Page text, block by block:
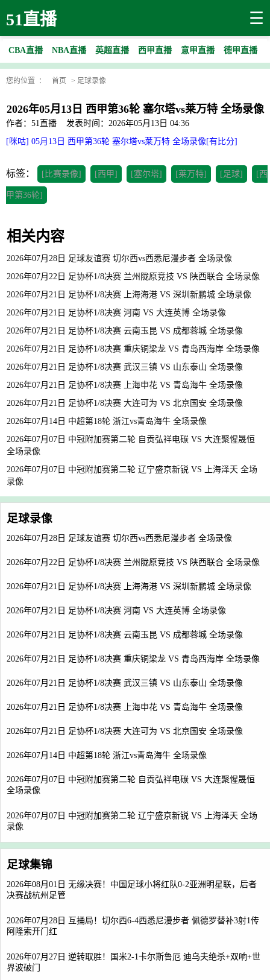
51直播 ☰
CBA直播 NBA直播 英超直播 西甲直播 意甲直播 德甲直播
您的位置 ： 首页 > 足球录像
2026年05月13日 西甲第36轮 塞尔塔vs莱万特 全场录像
作者：51直播
发表时间：2026年05月13日 04:36
[咪咕] 05月13日 西甲第36轮 塞尔塔vs莱万特 全场录像[有比分]
标签： [比赛录像] [西甲] [塞尔塔] [莱万特] [足球] [西
甲第36轮]
相关内容
2026年07月28日 足球友谊赛 切尔西vs西悉尼漫步者 全场录像
2026年07月22日 足协杯1/8决赛 兰州陇原竞技 VS 陕西联合 全场录像
2026年07月21日 足协杯1/8决赛 上海海港 VS 深圳新鹏城 全场录像
2026年07月21日 足协杯1/8决赛 河南 VS 大连英博 全场录像
2026年07月21日 足协杯1/8决赛 云南玉昆 VS 成都蓉城 全场录像
2026年07月21日 足协杯1/8决赛 重庆铜梁龙 VS 青岛西海岸 全场录像
2026年07月21日 足协杯1/8决赛 武汉三镇 VS 山东泰山 全场录像
2026年07月21日 足协杯1/8决赛 上海申花 VS 青岛海牛 全场录像
2026年07月21日 足协杯1/8决赛 大连可为 VS 北京国安 全场录像
2026年07月14日 中超第18轮 浙江vs青岛海牛 全场录像
2026年07月07日 中冠附加赛第二轮 自贡弘祥电碳 VS 大连聚惺晟恒
全场录像
2026年07月07日 中冠附加赛第二轮 辽宁盛京新锐 VS 上海泽天 全场
录像
足球录像
2026年07月28日 足球友谊赛 切尔西vs西悉尼漫步者 全场录像
2026年07月22日 足协杯1/8决赛 兰州陇原竞技 VS 陕西联合 全场录像
2026年07月21日 足协杯1/8决赛 上海海港 VS 深圳新鹏城 全场录像
2026年07月21日 足协杯1/8决赛 河南 VS 大连英博 全场录像
2026年07月21日 足协杯1/8决赛 云南玉昆 VS 成都蓉城 全场录像
2026年07月21日 足协杯1/8决赛 重庆铜梁龙 VS 青岛西海岸 全场录像
2026年07月21日 足协杯1/8决赛 武汉三镇 VS 山东泰山 全场录像
2026年07月21日 足协杯1/8决赛 上海申花 VS 青岛海牛 全场录像
2026年07月21日 足协杯1/8决赛 大连可为 VS 北京国安 全场录像
2026年07月14日 中超第18轮 浙江vs青岛海牛 全场录像
2026年07月07日 中冠附加赛第二轮 自贡弘祥电碳 VS 大连聚惺晟恒
全场录像
2026年07月07日 中冠附加赛第二轮 辽宁盛京新锐 VS 上海泽天 全场
录像
足球集锦
2026年08月01日 无缘决赛！中国足球小将红队0-2亚洲明星联，后者
决赛战杭州足管
2026年07月28日 互捅局！切尔西6-4西悉尼漫步者 佩德罗替补3射1传
阿隆索开门红
2026年07月27日 逆转取胜！国米2-1卡尔斯鲁厄 迪乌夫绝杀+双响+世
界波破门